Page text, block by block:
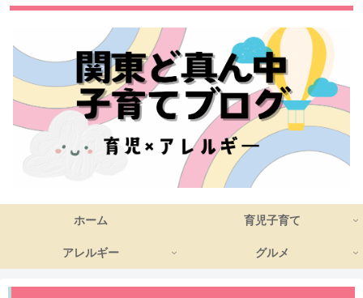
ホーム 育児子育て
アレルギー グルメ